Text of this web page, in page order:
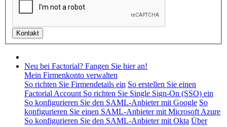
Neu bei Factorial? Fangen Sie hier an!
Mein Firmenkonto verwalten
So richten Sie Firmendetails ein So erstellen Sie einen
Factorial Account So richten Sie Single Sign-On (SSO) ein
So konfigurieren Sie den SAML-Anbieter mit Google So
konfigurieren Sie einen SAML-Anbieter mit Microsoft Azure
So konfigurieren Sie den SAML-Anbieter mit Okta Über